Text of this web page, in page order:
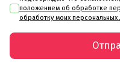
положением об обработке
обработку моих персональных